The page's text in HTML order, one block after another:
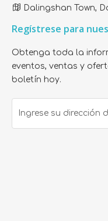
 Dalingshan Town,
Regístrese para
Obtenga toda la
eventos, ventas y
boletín hoy.